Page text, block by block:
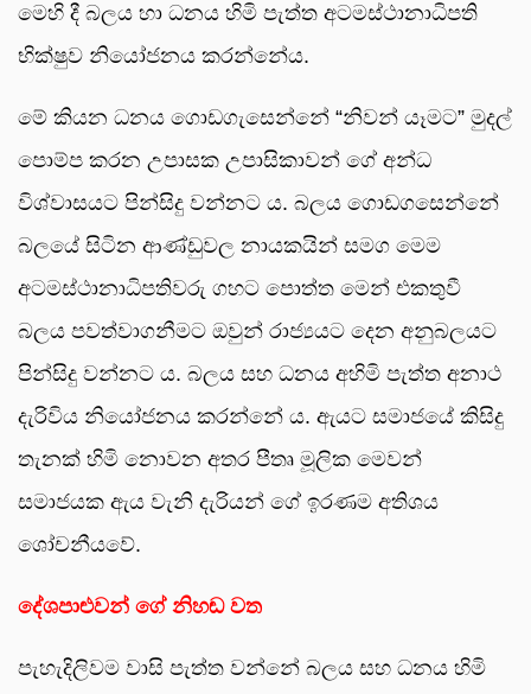
මෙහි දී බලය හා ධනය හිමි පැත්ත අටමස්ථානාධිපති
භික්ෂුව නියෝජනය කරන්නේය.
මේ කියන ධනය ගොඩගැසෙන්නේ “නිවන් යෑමට” මුදල්
පොම්ප කරන උපාසක උපාසිකාවන් ගේ අන්ධ
විශ්වාසයට පින්සිදු වන්නට ය. බලය ගොඩගසෙන්නේ
බලයේ සිටින ආණ්ඩුවල නායකයින් සමග මෙම
අටමස්ථානාධිපතිවරු ගහට පොත්ත මෙන් එකතුවී
බලය පවත්වාගනීමට ඔවුන් රාජ්‍යයට දෙන අනුබලයට
පින්සිදු වන්නට ය. බලය සහ ධනය අහිමි පැත්ත අනාථ
දැරිවිය නියෝජනය කරන්නේ ය. ඇයට සමාජයේ කිසිදු
තැනක් හිමි නොවන අතර පීතෘ මූලික මෙවන්
සමාජයක ඇය වැනි දැරියන් ගේ ඉරණම අතිශය
ශෝචනීයවේ.
දේශපාළුවන් ගේ නිහඬ වත
පැහැදිලිවම වාසි පැත්ත වන්නේ බලය සහ ධනය හිමි